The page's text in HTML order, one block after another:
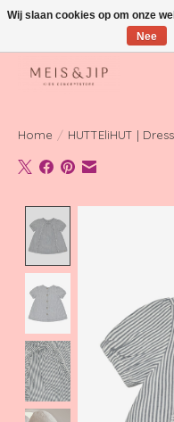
Gratis verzending in NL vanaf
Home / HUTTEliHUT |
Wij slaan cookies op om onze
Nee